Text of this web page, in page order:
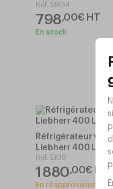
Réf. MR34
798,00€ HT
En stock
Réfrigérateur
Liebherr 400 L
Réf. EK19
1 880,00€
En